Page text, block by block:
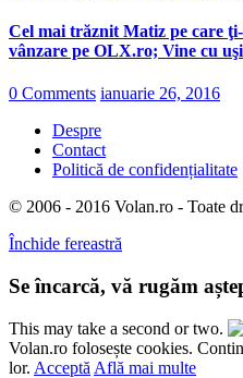
Cel mai trăznit Matiz pe care
vânzare pe OLX.ro; Vine cu
0 Comments ianuarie 26, 2016
Despre
Contact
Politică de confidențialitate
© 2006 - 2016 Volan.ro - Toate
Închide fereastră
Se încarcă, vă rugăm
This may take a second or two.
Volan.ro folosește cookies.
lor. Acceptă Află mai multe